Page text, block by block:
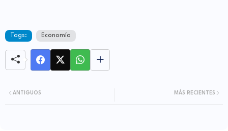
Tags: Economía
MÁS RECIENTES
ANTIGUOS